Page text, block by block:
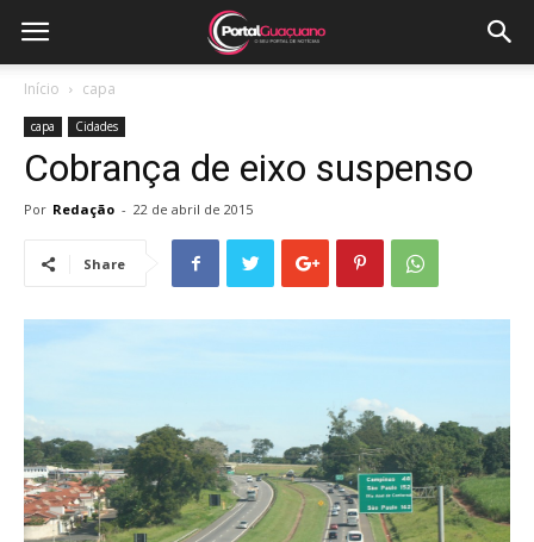
Início capa
capa Cidades
Cobrança de eixo suspenso
Por Redação - 22 de abril de 2015
Share